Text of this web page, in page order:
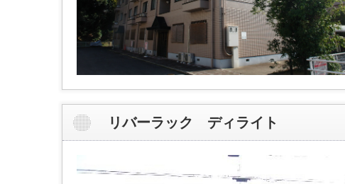
リバーラック ディライト